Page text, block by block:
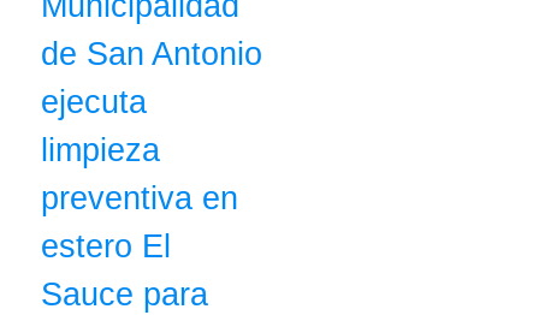
de San Antonio
ejecuta
limpieza
preventiva en
estero El
Sauce para